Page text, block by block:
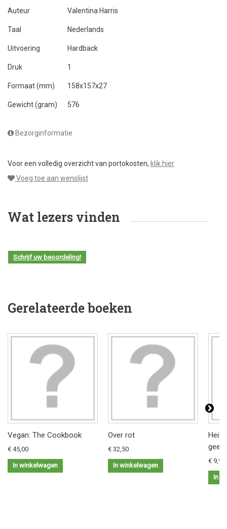
Auteur Valentina Harris
Taal Nederlands
Uitvoering Hardback
Druk 1
Formaat (mm) 158x157x27
Gewicht (gram) 576
Bezorginformatie
Voor een volledig overzicht van portokosten, klik hier
Voeg toe aan wenslijst
Wat lezers vinden
Schrijf uw beoordeling!
Gerelateerde boeken
Vegan: The Cookbook
€ 45,00
In winkelwagen
Over rot
€ 32,50
In winkelwagen
€ 9,95
In